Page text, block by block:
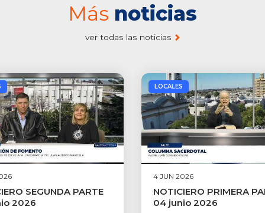
Más noticias
ver todas las noticias
SEGUNDA PARTE
2026
LOCALES
4 JUN 2026
NOTICIERO PRIMERA
04 junio 2026